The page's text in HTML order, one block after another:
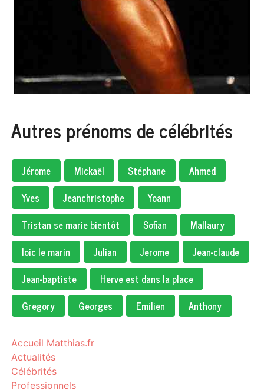
Autres prénoms de célébrités
Jérome Mickaël Stéphane
Ahmed
Yves
Jeanchristophe
Yoann
Tristan se marie bientôt
Sofian
Mallaury
loic le marin
Julian Jerome
Jean-claude
Jean-baptiste
Herve est dans la place
Gregory
Georges Emilien Anthony
Accueil Matthias.fr
Actualités
Célébrités
Professionnels